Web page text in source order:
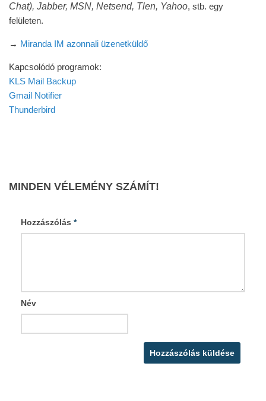
Chat), Jabber, MSN, Netsend, Tlen, Yahoo, stb. egy
felületen.
→ Miranda IM azonnali üzenetküldő
Kapcsolódó programok:
KLS Mail Backup
Gmail Notifier
Thunderbird
MINDEN VÉLEMÉNY SZÁMÍT!
Hozzászólás *
Név